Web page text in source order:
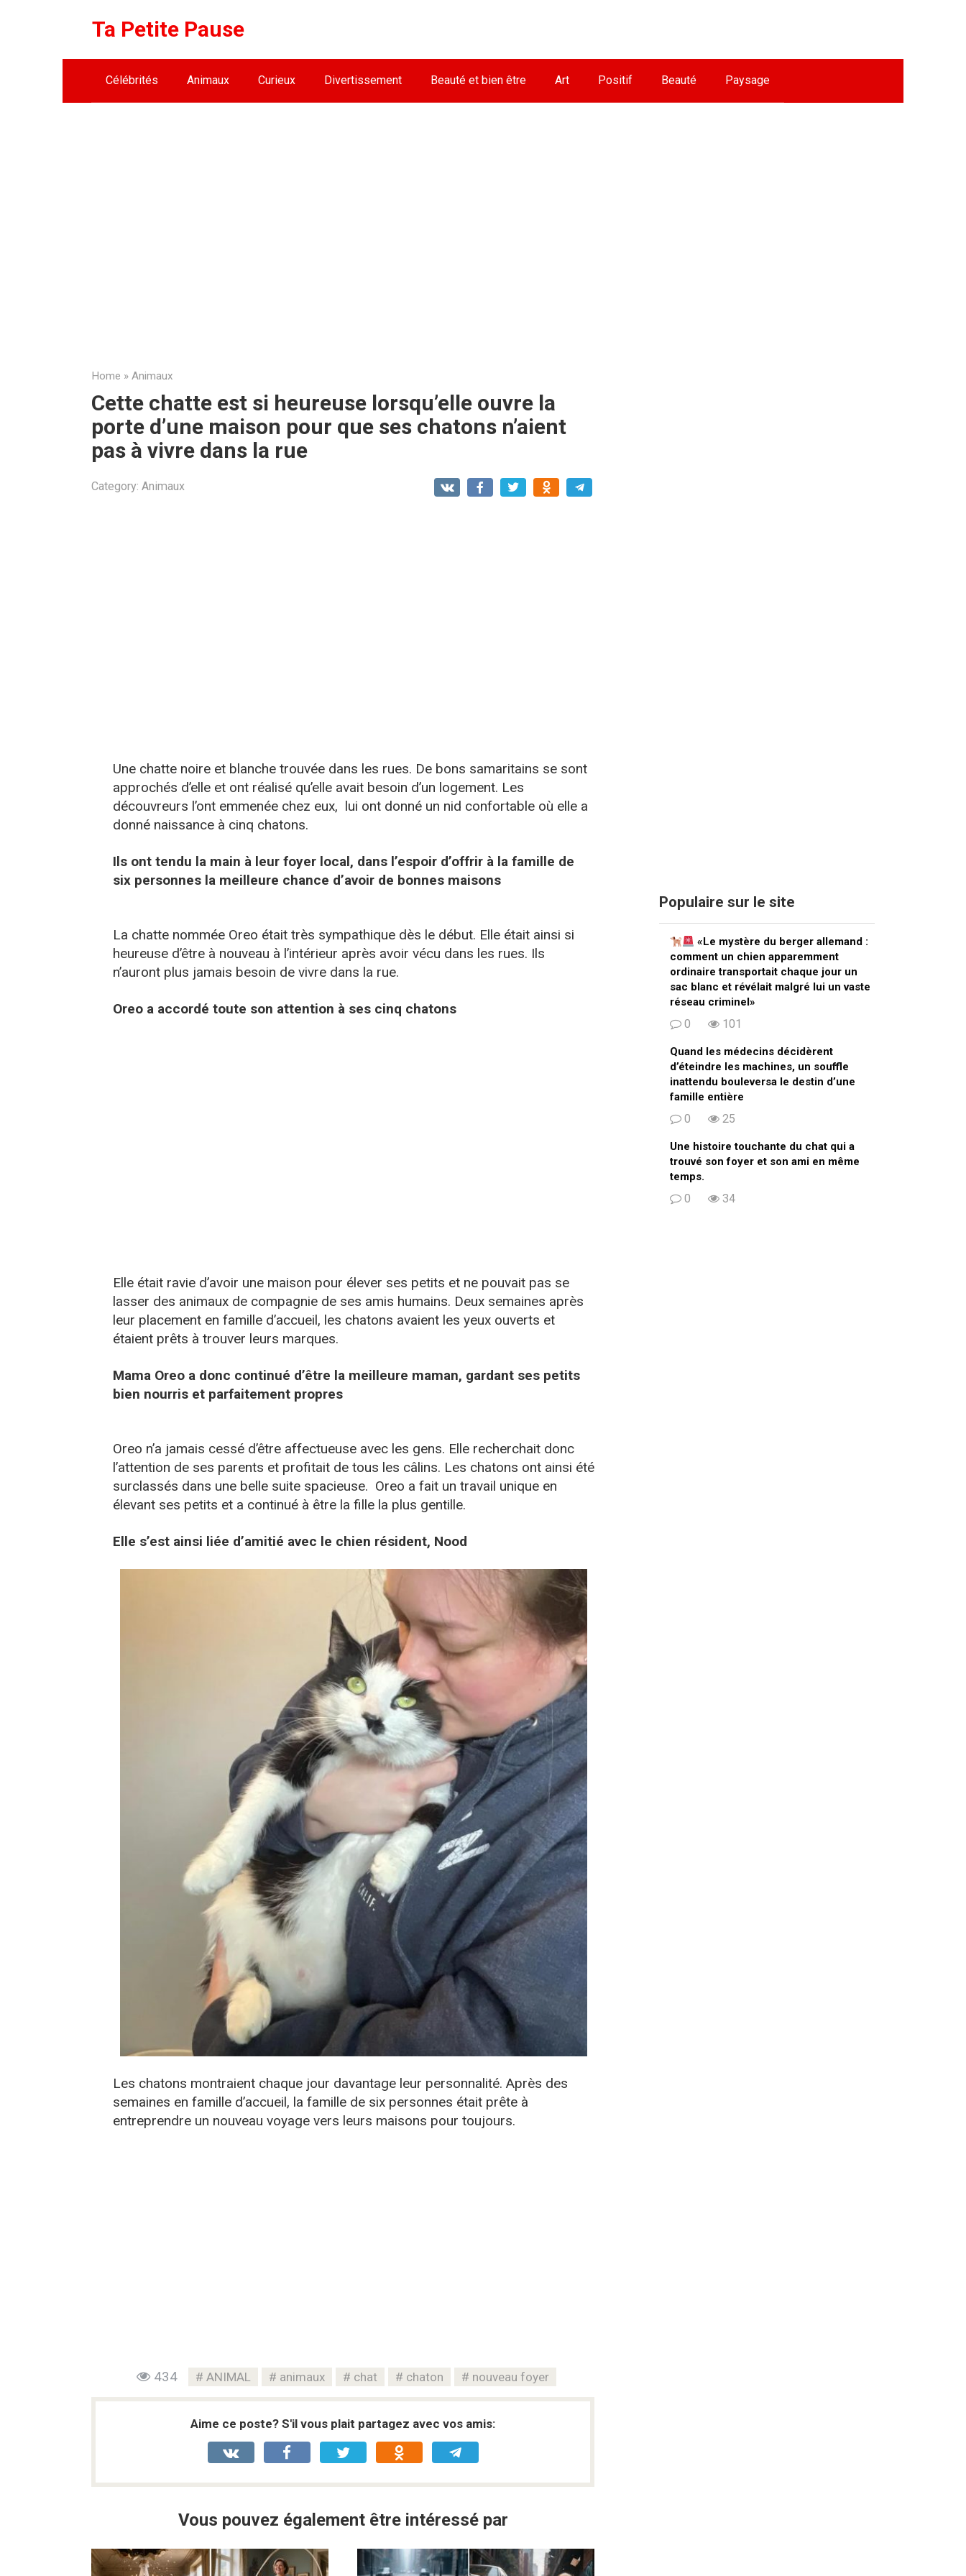
Ta Petite Pause
Célébrités Animaux Curieux Divertissement Beauté et bien être Art Positif Beauté Paysage
Home » Animaux
Cette chatte est si heureuse lorsqu’elle ouvre la
porte d’une maison pour que ses chatons n’aient
pas à vivre dans la rue
Category: Animaux
Une chatte noire et blanche trouvée dans les rues. De bons samaritains se sont
approchés d’elle et ont réalisé qu’elle avait besoin d’un logement. Les
découvreurs l’ont emmenée chez eux, lui ont donné un nid confortable où elle a
donné naissance à cinq chatons.
Ils ont tendu la main à leur foyer local, dans l’espoir d’offrir à la famille de
six personnes la meilleure chance d’avoir de bonnes maisons
La chatte nommée Oreo était très sympathique dès le début. Elle était ainsi si
heureuse d’être à nouveau à l’intérieur après avoir vécu dans les rues. Ils
n’auront plus jamais besoin de vivre dans la rue.
Oreo a accordé toute son attention à ses cinq chatons
Elle était ravie d’avoir une maison pour élever ses petits et ne pouvait pas se
lasser des animaux de compagnie de ses amis humains. Deux semaines après
leur placement en famille d’accueil, les chatons avaient les yeux ouverts et
étaient prêts à trouver leurs marques.
Mama Oreo a donc continué d’être la meilleure maman, gardant ses petits
bien nourris et parfaitement propres
Oreo n’a jamais cessé d’être affectueuse avec les gens. Elle recherchait donc
l’attention de ses parents et profitait de tous les câlins. Les chatons ont ainsi été
surclassés dans une belle suite spacieuse. Oreo a fait un travail unique en
élevant ses petits et a continué à être la fille la plus gentille.
Elle s’est ainsi liée d’amitié avec le chien résident, Nood
Les chatons montraient chaque jour davantage leur personnalité. Après des
semaines en famille d’accueil, la famille de six personnes était prête à
entreprendre un nouveau voyage vers leurs maisons pour toujours.
434 ANIMAL animaux chat chaton nouveau foyer
Aime ce poste? S'il vous plait partagez avec vos amis:
Vous pouvez également être intéressé par
Populaire sur le site
«Le mystère du berger allemand :
comment un chien apparemment
ordinaire transportait chaque jour un
sac blanc et révélait malgré lui un vaste
réseau criminel»
0 101
Quand les médecins décidèrent
d’éteindre les machines, un souffle
inattendu bouleversa le destin d’une
famille entière
0 25
Une histoire touchante du chat qui a
trouvé son foyer et son ami en même
temps.
0 34